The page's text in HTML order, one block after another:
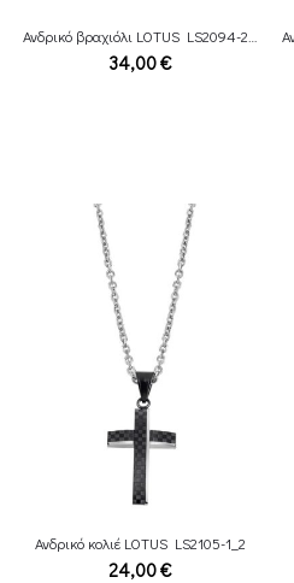
34,00€
Ανδρικό κολιέ LOTUS LS2105-1_2
24,00€